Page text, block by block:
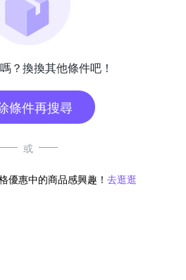
？換換其他條件吧！
條件再搜尋
或
優惠中的商品感興趣！ 去逛逛